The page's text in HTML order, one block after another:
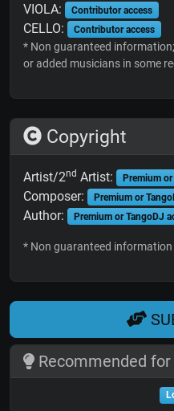
VIOLA: Contributor access
CELLO: Contributor access
* Non guaranteed
or added musicians in some
Copyright
Artist/2nd Artist: Premium
Composer: Premium or
Author: Premium or TangoDJ
* Non guaranteed information
Recommended for